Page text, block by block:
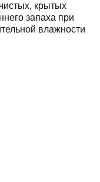
крытых
запаха при
влажности